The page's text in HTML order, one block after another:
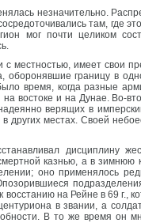
незначительно.
там, где
мог почти целиком
местностью, имеет свои
границу в
время, когда разные
востоке и на Дунае. Во-
верящих в
других местах. Своей
дисциплину
казнью, а в
оно применялось
на Рейне в 69 г.,
в звании, а
В то же время он